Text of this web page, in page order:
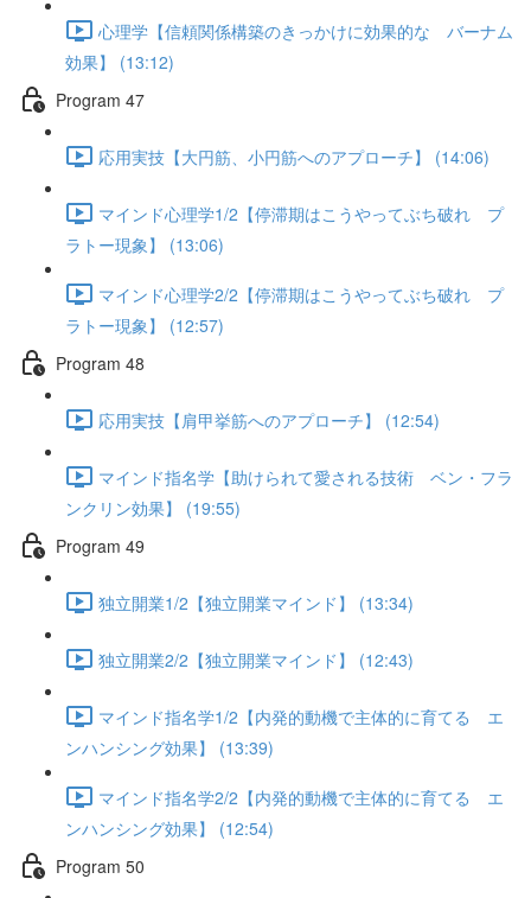
心理学【信頼関係構築のきっかけに効果的な バーナム
効果】 (13:12)
Program 47
応用実技【大円筋、小円筋へのアプローチ】 (14:06)
マインド心理学1/2【停滞期はこうやってぶち破れ プ
ラトー現象】 (13:06)
マインド心理学2/2【停滞期はこうやってぶち破れ プ
ラトー現象】 (12:57)
Program 48
応用実技【肩甲挙筋へのアプローチ】 (12:54)
マインド指名学【助けられて愛される技術 ベン・フラ
ンクリン効果】 (19:55)
Program 49
独立開業1/2【独立開業マインド】 (13:34)
独立開業2/2【独立開業マインド】 (12:43)
マインド指名学1/2【内発的動機で主体的に育てる エ
ンハンシング効果】 (13:39)
マインド指名学2/2【内発的動機で主体的に育てる エ
ンハンシング効果】 (12:54)
Program 50